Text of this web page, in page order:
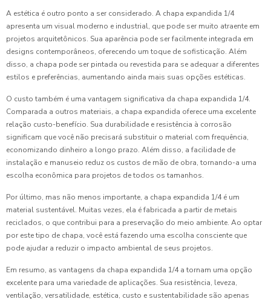
A estética é outro ponto a ser considerado. A chapa expandida 1/4
apresenta um visual moderno e industrial, que pode ser muito atraente em
projetos arquitetônicos. Sua aparência pode ser facilmente integrada em
designs contemporâneos, oferecendo um toque de sofisticação. Além
disso, a chapa pode ser pintada ou revestida para se adequar a diferentes
estilos e preferências, aumentando ainda mais suas opções estéticas.
O custo também é uma vantagem significativa da chapa expandida 1/4.
Comparada a outros materiais, a chapa expandida oferece uma excelente
relação custo-benefício. Sua durabilidade e resistência à corrosão
significam que você não precisará substituir o material com frequência,
economizando dinheiro a longo prazo. Além disso, a facilidade de
instalação e manuseio reduz os custos de mão de obra, tornando-a uma
escolha econômica para projetos de todos os tamanhos.
Por último, mas não menos importante, a chapa expandida 1/4 é um
material sustentável. Muitas vezes, ela é fabricada a partir de metais
reciclados, o que contribui para a preservação do meio ambiente. Ao optar
por este tipo de chapa, você está fazendo uma escolha consciente que
pode ajudar a reduzir o impacto ambiental de seus projetos.
Em resumo, as vantagens da chapa expandida 1/4 a tornam uma opção
excelente para uma variedade de aplicações. Sua resistência, leveza,
ventilação, versatilidade, estética, custo e sustentabilidade são apenas